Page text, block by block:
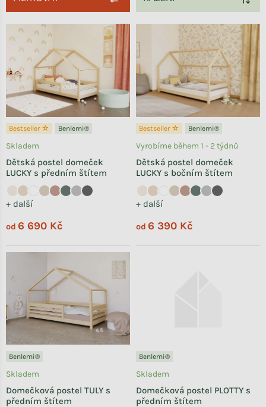
Výpis produktů
Bestseller ☆ Benlemi®
Dětská postel domeček
LUCKY s předním štítem
+ další
Skladem
od 6 690 Kč
Bestseller ☆ Benlemi®
Dětská postel domeček
LUCKY s bočním štítem
+ další
Vyrobíme během 1 - 2 týdnů
od 6 390 Kč
Benlemi®
Domečková postel TULY s
předním štítem
Skladem
Benlemi®
Domečková postel PLOTTY s
předním štítem
Skladem